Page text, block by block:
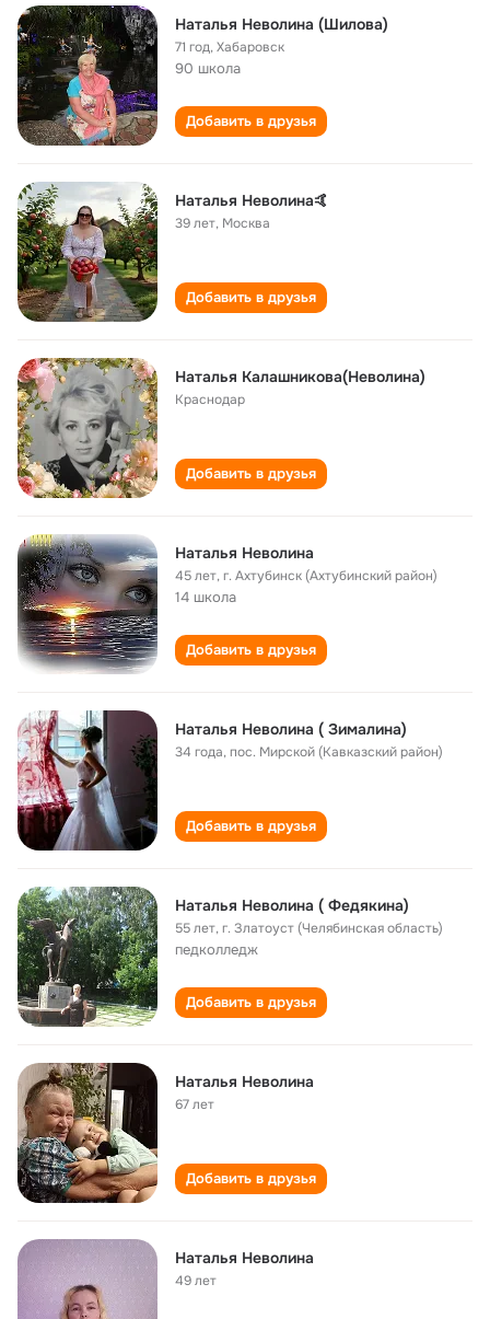
Наталья Неволина (Шилова)
71 год,Хабаровск
90 школа
Добавить в друзья
Наталья Неволина🤙
39 лет, Москва
Добавить в друзья
Наталья Калашникова(Неволина)
Краснодар
Добавить в друзья
Наталья Неволина
45 лет,г. Ахтубинск (Ахтубинский район)
14 школа
Добавить в друзья
Наталья Неволина ( Зималина)
34 года,пос. Мирской (Кавказский район)
Добавить в друзья
Наталья Неволина ( Федякина)
55 лет,г. Златоуст (Челябинская область)
педколледж
Добавить в друзья
Наталья Неволина
67 лет
Добавить в друзья
Наталья Неволина
49 лет